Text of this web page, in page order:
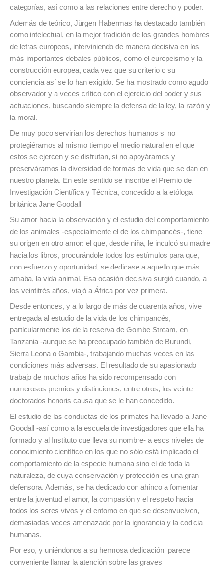
categorías, así como a las relaciones entre derecho y poder.
Además de teórico, Jürgen Habermas ha destacado también
como intelectual, en la mejor tradición de los grandes hombres
de letras europeos, interviniendo de manera decisiva en los
más importantes debates públicos, como el europeismo y la
construcción europea, cada vez que su criterio o su
conciencia así se lo han exigido. Se ha mostrado como agudo
observador y a veces crítico con el ejercicio del poder y sus
actuaciones, buscando siempre la defensa de la ley, la razón y
la moral.
De muy poco servirían los derechos humanos si no
protegiéramos al mismo tiempo el medio natural en el que
estos se ejercen y se disfrutan, si no apoyáramos y
preserváramos la diversidad de formas de vida que se dan en
nuestro planeta. En este sentido se inscribe el Premio de
Investigación Científica y Técnica, concedido a la etóloga
británica Jane Goodall.
Su amor hacia la observación y el estudio del comportamiento
de los animales -especialmente el de los chimpancés-, tiene
su origen en otro amor: el que, desde niña, le inculcó su madre
hacia los libros, procurándole todos los estímulos para que,
con esfuerzo y oportunidad, se dedicase a aquello que más
amaba, la vida animal. Esa ocasión decisiva surgió cuando, a
los veintitrés años, viajó a África por vez primera.
Desde entonces, y a lo largo de más de cuarenta años, vive
entregada al estudio de la vida de los chimpancés,
particularmente los de la reserva de Gombe Stream, en
Tanzania -aunque se ha preocupado también de Burundi,
Sierra Leona o Gambia-, trabajando muchas veces en las
condiciones más adversas. El resultado de su apasionado
trabajo de muchos años ha sido recompensado con
numerosos premios y distinciones, entre otros, los veinte
doctorados honoris causa que se le han concedido.
El estudio de las conductas de los primates ha llevado a Jane
Goodall -así como a la escuela de investigadores que ella ha
formado y al Instituto que lleva su nombre- a esos niveles de
conocimiento científico en los que no sólo está implicado el
comportamiento de la especie humana sino el de toda la
naturaleza, de cuya conservación y protección es una gran
defensora. Además, se ha dedicado con ahínco a fomentar
entre la juventud el amor, la compasión y el respeto hacia
todos los seres vivos y el entorno en que se desenvuelven,
demasiadas veces amenazado por la ignorancia y la codicia
humanas.
Por eso, y uniéndonos a su hermosa dedicación, parece
conveniente llamar la atención sobre las graves